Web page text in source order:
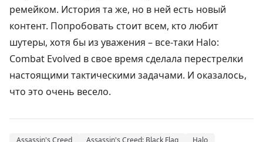
ремейком. История та же, но в ней есть новый
контент. Попробовать стоит всем, кто любит
шутеры, хотя бы из уважения – все-таки Halo:
Combat Evolved в свое время сделала перестрелки
настоящими тактическими задачами. И оказалось,
что это очень весело.
Assassin's Creed Assassin's Creed: Black Flag
Halo